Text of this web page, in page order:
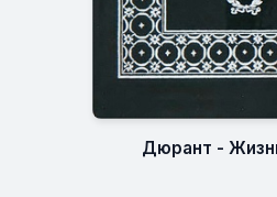
Дюрант -